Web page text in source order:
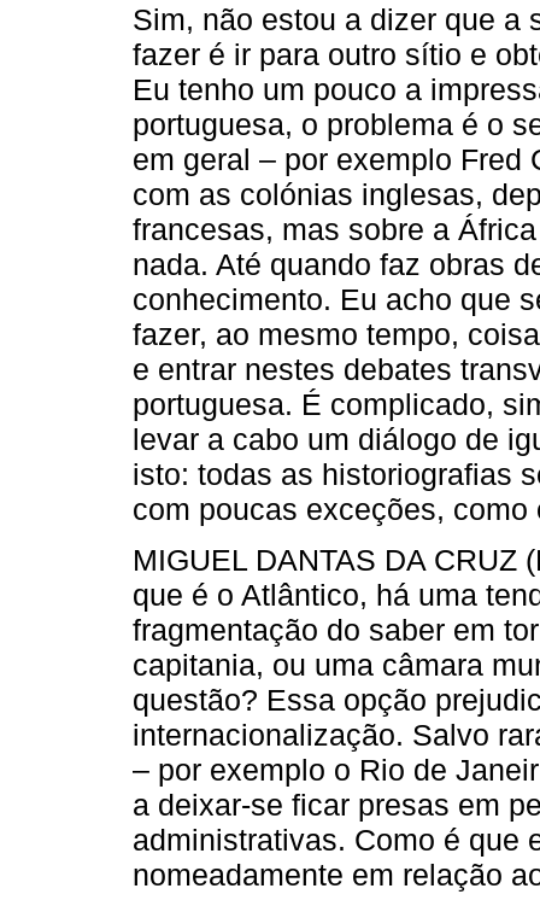
Sim, não estou a dizer que a
fazer é ir para outro sítio e
Eu tenho um pouco a
portuguesa, o problema é o
em geral – por exemplo Fred
com as colónias inglesas,
francesas, mas sobre a
nada. Até quando faz obras
conhecimento. Eu acho que
fazer, ao mesmo tempo,
e entrar nestes debates
portuguesa. É complicado,
levar a cabo um diálogo de
isto: todas as historiografias
com poucas exceções,
MIGUEL DANTAS DA CRUZ
que é o ­Atlântico, há uma
fragmentação do saber em
capitania, ou uma câmara
questão? Essa opção
internacionalização. Salvo
– por exemplo o Rio de
a deixar-se ficar presas em
administrativas. Como é que
nomeadamente em relação